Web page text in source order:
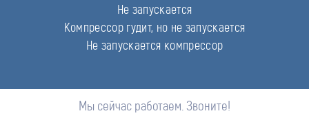
Не запускается
Компрессор гудит, но не запускается
Не запускается компрессор
Мы сейчас работаем. Звоните!